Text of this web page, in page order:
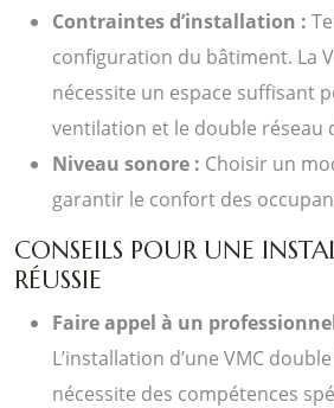
Contraintes d’installation :
configuration du bâtiment. La
nécessite un espace suffisant
ventilation et le double réseau
Niveau sonore : Choisir un
garantir le confort des
CONSEILS POUR UNE
RÉUSSIE
Faire appel à un
L’installation d’une VMC
nécessite des compétences